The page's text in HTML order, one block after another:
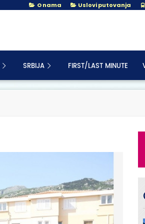
O nama Uslovi putovanja
SRBIJA FIRST/LAST MINUTE